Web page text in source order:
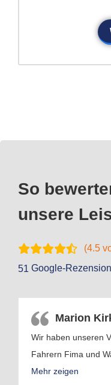
So
unsere
(4.5
51 Google-
Marion
Wir haben unseren
Fahrern Fima und
Mehr zeigen